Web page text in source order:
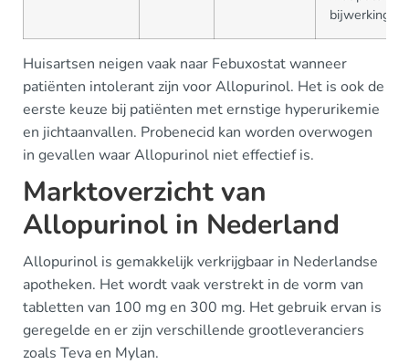
bijwerkingen
Huisartsen neigen vaak naar Febuxostat wanneer
patiënten intolerant zijn voor Allopurinol. Het is ook de
eerste keuze bij patiënten met ernstige hyperurikemie
en jichtaanvallen. Probenecid kan worden overwogen
in gevallen waar Allopurinol niet effectief is.
Marktoverzicht van
Allopurinol in Nederland
Allopurinol is gemakkelijk verkrijgbaar in Nederlandse
apotheken. Het wordt vaak verstrekt in de vorm van
tabletten van 100 mg en 300 mg. Het gebruik ervan is
geregelde en er zijn verschillende grootleveranciers
zoals Teva en Mylan.